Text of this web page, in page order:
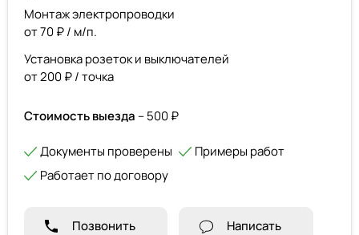
Монтаж электропроводки
от 70 ₽ / м/п.
Установка розеток и выключателей
от 200 ₽ / точка
Стоимость выезда – 500 ₽
Документы проверены
Примеры работ
Работает по договору
Позвонить Написать